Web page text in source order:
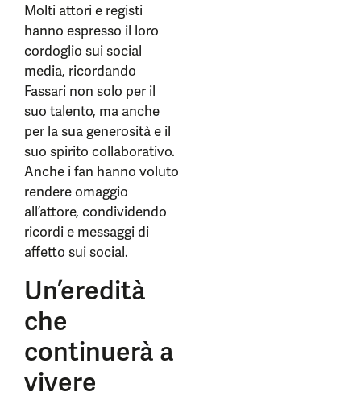
Molti attori e registi
hanno espresso il loro
cordoglio sui social
media, ricordando
Fassari non solo per il
suo talento, ma anche
per la sua generosità e il
suo spirito collaborativo.
Anche i fan hanno voluto
rendere omaggio
all’attore, condividendo
ricordi e messaggi di
affetto sui social.
Un’eredità
che
continuerà a
vivere